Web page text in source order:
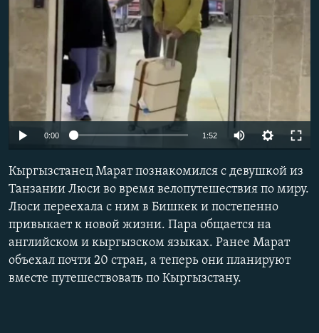
0:00 1:52
480p
1080p
Кыргызстанец Марат познакомился с девушкой из
Танзании Люси во время велопутешествия по миру.
Люси переехала с ним в Бишкек и постепенно
привыкает к новой жизни. Пара общается на
английском и кыргызском языках. Ранее Марат
объехал почти 20 стран, а теперь они планируют
вместе путешествовать по Кыргызстану.